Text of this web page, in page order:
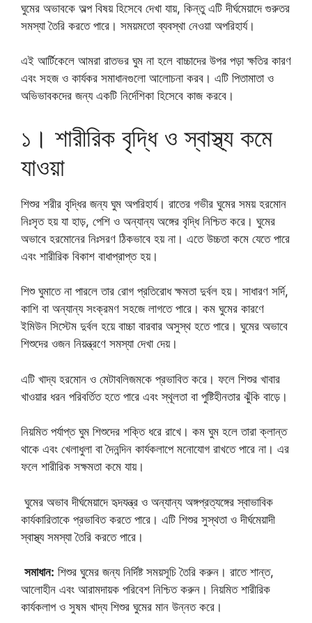
ঘুমের অভাবকে অল্প বিষয় হিসেবে দেখা যায়, কিন্তু এটি দীর্ঘমেয়াদে গুরুতর
সমস্যা তৈরি করতে পারে। সময়মতো ব্যবস্থা নেওয়া অপরিহার্য।
এই আর্টিকেলে আমরা রাতভর ঘুম না হলে বাচ্চাদের উপর পড়া ক্ষতির কারণ
এবং সহজ ও কার্যকর সমাধানগুলো আলোচনা করব। এটি পিতামাতা ও
অভিভাবকদের জন্য একটি নির্দেশিকা হিসেবে কাজ করবে।
১। শারীরিক বৃদ্ধি ও স্বাস্থ্য কমে
যাওয়া
শিশুর শরীর বৃদ্ধির জন্য ঘুম অপরিহার্য। রাতের গভীর ঘুমের সময় হরমোন
নিঃসৃত হয় যা হাড়, পেশি ও অন্যান্য অঙ্গের বৃদ্ধি নিশ্চিত করে। ঘুমের
অভাবে হরমোনের নিঃসরণ ঠিকভাবে হয় না। এতে উচ্চতা কমে যেতে পারে
এবং শারীরিক বিকাশ বাধাপ্রাপ্ত হয়।
শিশু ঘুমাতে না পারলে তার রোগ প্রতিরোধ ক্ষমতা দুর্বল হয়। সাধারণ সর্দি,
কাশি বা অন্যান্য সংক্রমণ সহজে লাগতে পারে। কম ঘুমের কারণে
ইমিউন সিস্টেম দুর্বল হয়ে বাচ্চা বারবার অসুস্থ হতে পারে। ঘুমের অভাবে
শিশুদের ওজন নিয়ন্ত্রণে সমস্যা দেখা দেয়।
এটি খাদ্য হরমোন ও মেটাবলিজমকে প্রভাবিত করে। ফলে শিশুর খাবার
খাওয়ার ধরন পরিবর্তিত হতে পারে এবং স্থূলতা বা পুষ্টিহীনতার ঝুঁকি বাড়ে।
নিয়মিত পর্যাপ্ত ঘুম শিশুদের শক্তি ধরে রাখে। কম ঘুম হলে তারা ক্লান্ত
থাকে এবং খেলাধুলা বা দৈনন্দিন কার্যকলাপে মনোযোগ রাখতে পারে না। এর
ফলে শারীরিক সক্ষমতা কমে যায়।
ঘুমের অভাব দীর্ঘমেয়াদে হৃদযন্ত্র ও অন্যান্য অঙ্গপ্রত্যঙ্গের স্বাভাবিক
কার্যকারিতাকে প্রভাবিত করতে পারে। এটি শিশুর সুস্থতা ও দীর্ঘমেয়াদী
স্বাস্থ্য সমস্যা তৈরি করতে পারে।
সমাধান: শিশুর ঘুমের জন্য নির্দিষ্ট সময়সূচি তৈরি করুন। রাতে শান্ত,
আলোহীন এবং আরামদায়ক পরিবেশ নিশ্চিত করুন। নিয়মিত শারীরিক
কার্যকলাপ ও সুষম খাদ্য শিশুর ঘুমের মান উন্নত করে।